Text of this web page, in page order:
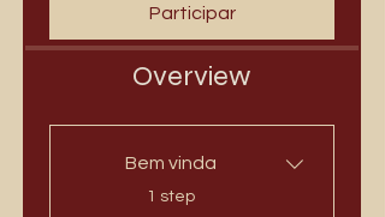
Participar
Overview
Bem vinda
.
1 step